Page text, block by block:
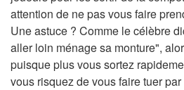
attention de ne pas vous faire
Une astuce ? Comme le célèbre
aller loin ménage sa monture",
puisque plus vous sortez
vous risquez de vous faire tuer